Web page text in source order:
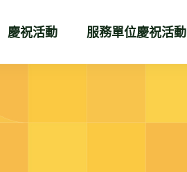
慶祝活動 服務單位慶祝活動